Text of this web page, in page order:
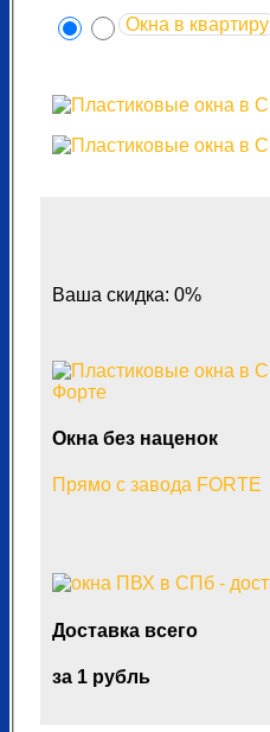
Окна в квартиру
Ваша скидка: 0%
Окна без наценок
Прямо с завода FORTE
Доставка всего
за 1 рубль